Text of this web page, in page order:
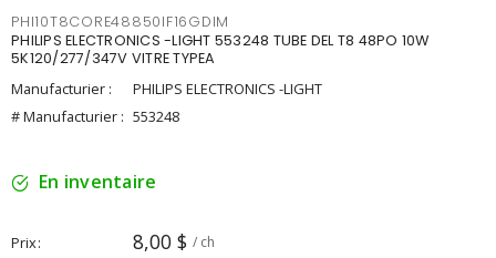
PHI10T8CORE48850IF16GDIM
PHILIPS ELECTRONICS -LIGHT 553248 TUBE DEL T8 48PO 10W
5K120/277/347V VITRE TYPEA
Manufacturier :
PHILIPS ELECTRONICS -LIGHT
# Manufacturier : 553248
En inventaire
Prix 8,00 $ / ch